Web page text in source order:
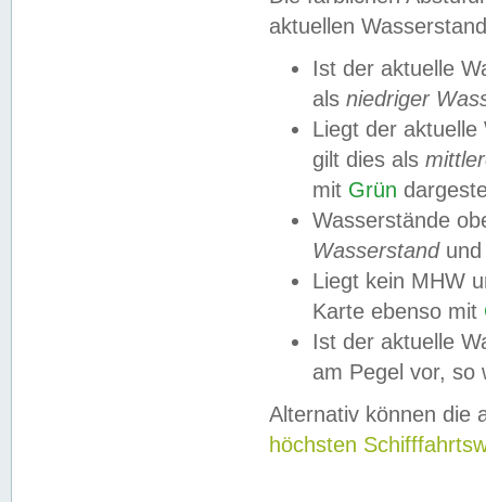
aktuellen
Ist der aktuelle
als niedriger
Liegt der
gilt dies als
mit Grün
Wasserstände
Wasserstandund
Liegt kein MHW
Karte ebenso mit
Ist der aktuelle
am Pegel vor,
Alternativ können die
höchsten